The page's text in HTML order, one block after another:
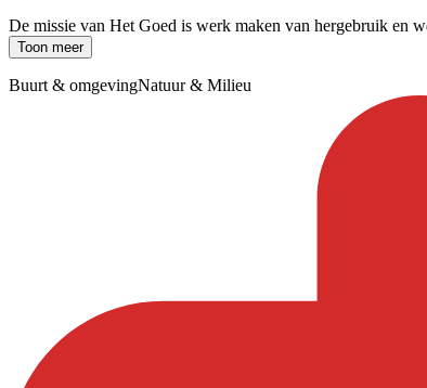
De missie van Het Goed is werk maken van hergebruik en
Toon meer
Buurt & omgevingNatuur & Milieu